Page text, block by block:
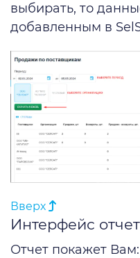
выбирать, то
добавленным в
Вверх
Интерфейс
Отчет покажет Вам: